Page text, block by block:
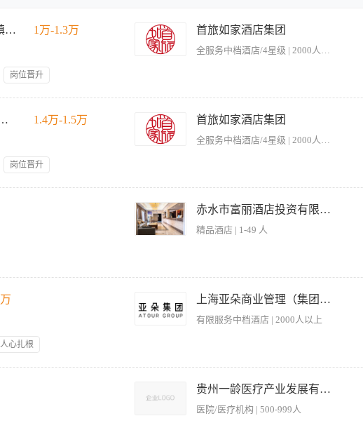
可提供住 近一周
近两周
近二月
建国璞隐酒店总经理（黔东南镇远） 1万-1.3万
岗位晋升
首旅如家酒店集团
全服务中档酒店/4星级 | 2000人以上
标准建立培训体系，制定和实施店内各部门培训计划，为如家培养合格管理人才； 3、 负责店
负责酒店文化和员工队伍建设，提升员工满意度； 5、 负责与社会职能部门之间的协调和沟通
要求： 1、 大专以上学历，8年以上工作经验; 2、 具有四星级以上酒店部门经理/部门总监或
法规； 4、 爱岗敬业，注重工作结果； 5、 诚信，正值，有亲和力； 6、 出色的沟通能力、
，能出色完成公司下达的各种指令； 8、工作地点：全国范围，可接受外派。
经理-贵州（首店） 1.4万-1.5万
岗位晋升
首旅如家酒店集团
全服务中档酒店/4星级 | 2000人以上
中高端人文酒店标杆品牌，是中国首家 “城市隐逸空间” 。品牌以 “大隐于市，返璞归真” 为理念
言，将 “诗入空间，意入生活” 贯穿于每一处细节。 品牌倡导 “居善地以调养身心” 的中式生活
、调养身心的空间。品牌遵循 “一店一设计，一城一文化” 的原则，将在地文化与东方美学深度
西江千户苗寨、梵净山等自然与人文景观。 首旅如家在贵州已形成以贵阳为中心、覆盖多个地级
真”的品牌理念融入日常运营的每一个细节。 · 市场营销与收益管理：根据贵州市场变化及时调
、旅行社等）比例并进行合理优化；制定并实施有效的市场推广方案，提升酒店在贵州及西南
资源工作，包括招聘、培训、考核及团队建设，致力于打造高执行力、高服务品质的专业团队，
品质、硬件维护、网评口碑全面负责，确保网评分数和宾客满意度达到品牌标准。 · 成本控制
系与外部协调：负责与社会职能部门、业主方之间的协调和沟通，为酒店创造良好的经营环境。
； · 具有四星级以上酒店部门经理/部门总监或知名品牌连锁酒店总经理岗位工作经验 ； · 熟悉
注品质、成本、团队等综合运营维度； · 具备出色的市场敏锐度与营销能力，能够根据市场变化
上渠道提升品牌曝光与获客能力； · 具备工程与设施设备维护的基本专业知识，能够有效管理酒
赤水市富丽酒店投资有限公司
精品酒店 | 1-49 人
润指标。 3、组建、培训及考核酒店团队，优化人员配置，营造积极高效的工作氛围。 4、处理
5、策划并推动本地市场推广活动，拓展客源渠道，提升酒店在赤水及周边地区的市场占有率。
和好评。 7、定期向上级汇报运营数据、市场动态及改进方案，推动酒店持续发展。 【岗位要求
，熟悉酒店全流程运营者优先。 2、优秀的领导力与团队管理能力，擅长调动员工积极性，能快
各类客诉及突发情况。 4、出色的沟通协调及抗压能力，能适应酒店行业高强度、多任务的工作
营收策略提升业绩。 6、持有酒店管理相关证书或参加过专业培训者优先，特别优秀者可适当放
心扎根
上海亚朵商业管理（集团）有限公司
有限服务中档酒店 | 2000人以上
稳干练，对服务及品质有高要求； 2、具备中高端连锁酒店门店筹备及全面运营管理经验，熟悉
贵州一龄医疗产业发展有限公司
医院/医疗机构 | 500-999人